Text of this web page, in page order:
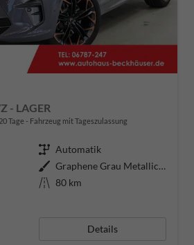
- LAGER
20 Tage Fahrzeug mit Tageszulassung
Getriebe Automatik
Außenfarbe
Graphene Grau Metallic (R6)
Kilometerstand 80 km
Details